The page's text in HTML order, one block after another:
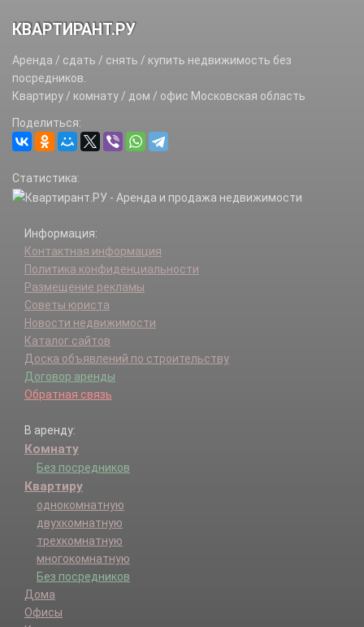
КВАРТИРАНТ.РУ
Аренда / сдать / снять / купить недвижимость без
посредников.
Квартиру / комнату / дом / офис Московская область
Поделиться:
Статистика:
Информация:
Контактная информация
Политика конфиденциальности
Размещение рекламы
Советы юриста
Новости недвижимости
Каталог сайтов
Доска объявлений по строительству
Договор аренды
Обратная связь
В аренду:
Комнату
Без посредников
Квартиру
однокомнатную
двухкомнатную
трехкомнатную
многокомнатную
Без посредников
Дома
Офисы